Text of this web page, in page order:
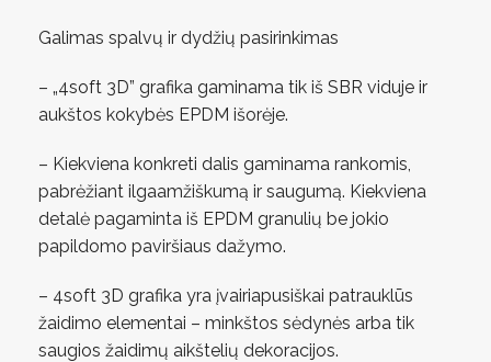
Galimas spalvų ir dydžių pasirinkimas
– „4soft 3D” grafika gaminama tik iš SBR viduje ir
aukštos kokybės EPDM išorėje.
– Kiekviena konkreti dalis gaminama rankomis,
pabrėžiant ilgaamžiškumą ir saugumą. Kiekviena
detalė pagaminta iš EPDM granulių be jokio
papildomo paviršiaus dažymo.
– 4soft 3D grafika yra įvairiapusiškai patrauklūs
žaidimo elementai – minkštos sėdynės arba tik
saugios žaidimų aikštelių dekoracijos.